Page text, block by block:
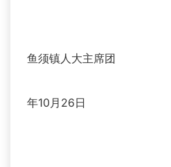
鱼须镇人大主席团
年10月26日